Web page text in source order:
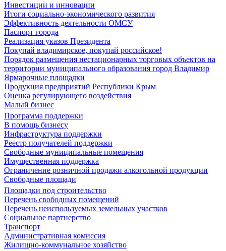
Инвестиции и инновации
Итоги социально-экономического развития
Эффективность деятельности ОМСУ
Паспорт города
Реализация указов Президента
Покупай владимирское, покупай российское!
Порядок размещения нестационарных торговых объектов на
территории муниципального образования город Владимир
Ярмарочные площадки
Продукция предприятий Республики Крым
Оценка регулирующего воздействия
Малый бизнес
Программа поддержки
В помощь бизнесу
Инфраструктура поддержки
Реестр получателей поддержки
Свободные муниципальные помещения
Имущественная поддержка
Ограничение розничной продажи алкогольной продукции
Свободные площади
Площадки под строительство
Перечень свободных помещений
Перечень неиспользуемых земельных участков
Социальное партнерство
Транспорт
Административная комиссия
Жилищно-коммунальное хозяйство